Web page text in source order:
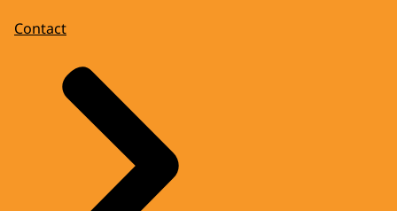
Contact